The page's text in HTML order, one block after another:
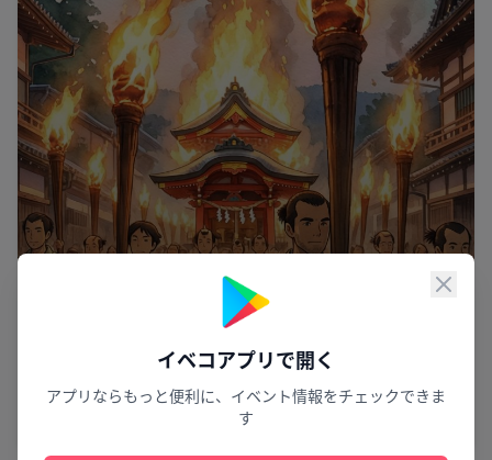
閉じ
イベコアプリで開く
アプリならもっと便利に、イベント情報をチェックできま
す
ほうらんや火祭り